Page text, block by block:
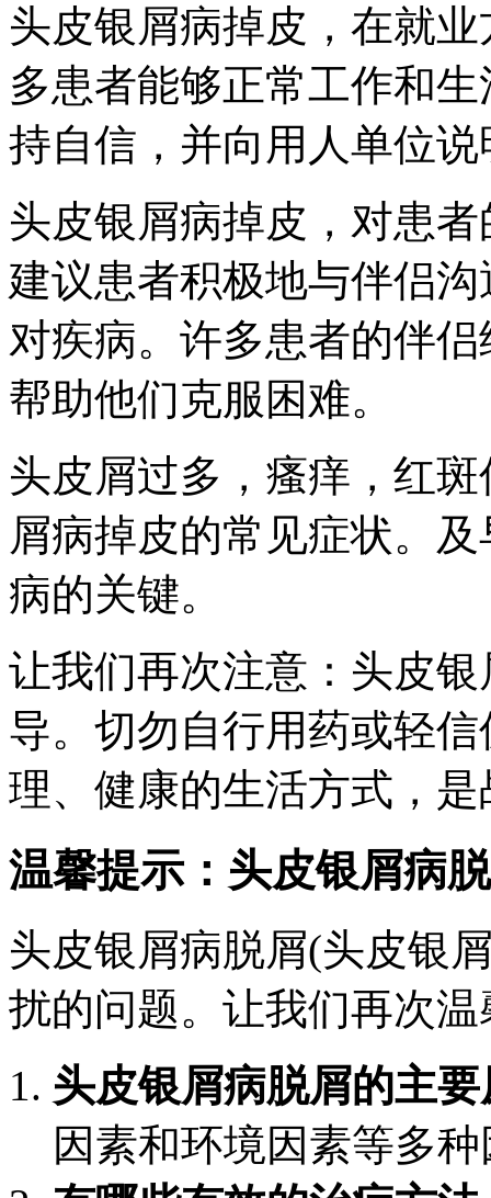
头皮银屑病掉皮，在就
多患者能够正常工作和
持自信，并向用人单位
头皮银屑病掉皮，对患
建议患者积极地与伴侣
对疾病。许多患者的伴
帮助他们克服困难。
头皮屑过多，瘙痒，红
屑病掉皮的常见症状。
病的关键。
让我们再次注意：头皮
导。切勿自行用药或轻
理、健康的生活方式，
温馨提示：头皮银屑病
头皮银屑病脱屑(头皮银
扰的问题。让我们再次
头皮银屑病脱屑的主
因素和环境因素等多